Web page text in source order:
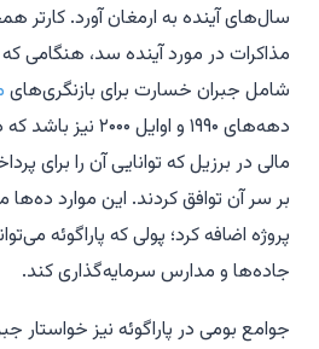
سال‌های آینده به ارمغان آورد.
مذاکرات در مورد آینده سد، هنگامی
شامل جبران خسارت برای بازنگری‌های
دهه‌های ۱۹۹۰ و
مالی در برزیل که توانایی آن را برای
بر سر آن توافق کردند. این موارد ده‌ها
پروژه اضافه کرد؛ پولی که پاراگوئه
جاده‌ها و مدارس سرمایه‌گذاری کند.
جوامع بومی در پاراگوئه نیز